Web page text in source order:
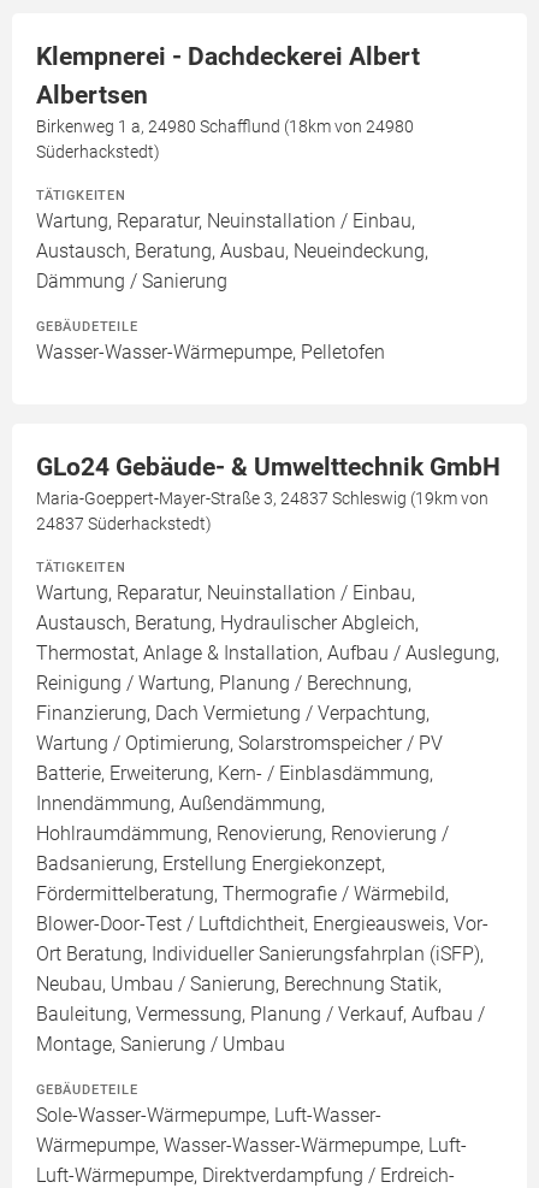
Klempnerei - Dachdeckerei Albert
Albertsen
Birkenweg 1 a, 24980 Schafflund (18km von 24980
Süderhackstedt)
TÄTIGKEITEN
Wartung, Reparatur, Neuinstallation / Einbau,
Austausch, Beratung, Ausbau, Neueindeckung,
Dämmung / Sanierung
GEBÄUDETEILE
Wasser-Wasser-Wärmepumpe, Pelletofen
GLo24 Gebäude- & Umwelttechnik GmbH
Maria-Goeppert-Mayer-Straße 3, 24837 Schleswig (19km von
24837 Süderhackstedt)
TÄTIGKEITEN
Wartung, Reparatur, Neuinstallation / Einbau,
Austausch, Beratung, Hydraulischer Abgleich,
Thermostat, Anlage & Installation, Aufbau / Auslegung,
Reinigung / Wartung, Planung / Berechnung,
Finanzierung, Dach Vermietung / Verpachtung,
Wartung / Optimierung, Solarstromspeicher / PV
Batterie, Erweiterung, Kern- / Einblasdämmung,
Innendämmung, Außendämmung,
Hohlraumdämmung, Renovierung, Renovierung /
Badsanierung, Erstellung Energiekonzept,
Fördermittelberatung, Thermografie / Wärmebild,
Blower-Door-Test / Luftdichtheit, Energieausweis, Vor-
Ort Beratung, Individueller Sanierungsfahrplan (iSFP),
Neubau, Umbau / Sanierung, Berechnung Statik,
Bauleitung, Vermessung, Planung / Verkauf, Aufbau /
Montage, Sanierung / Umbau
GEBÄUDETEILE
Sole-Wasser-Wärmepumpe, Luft-Wasser-
Wärmepumpe, Wasser-Wasser-Wärmepumpe, Luft-
Luft-Wärmepumpe, Direktverdampfung / Erdreich-